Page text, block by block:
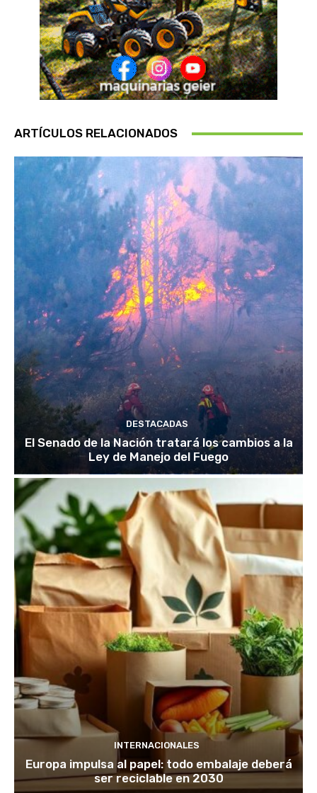
ARTÍCULOS RELACIONADOS
DESTACADAS
El Senado de la Nación tratará los cambios a la
Ley de Manejo del Fuego
INTERNACIONALES
Europa impulsa al papel: todo embalaje deberá
ser reciclable en 2030